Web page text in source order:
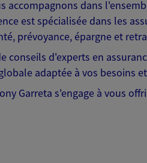
accompagnons dans
est spécialisée dans les
prévoyance, épargne et
conseils d'experts en
adaptée à vos besoins
Garreta s'engage à vous